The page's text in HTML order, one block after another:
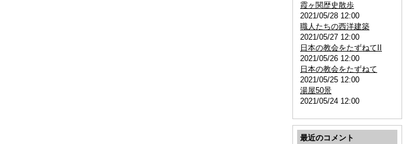
霞ヶ関歴史散歩
2021/05/28 12:00
職人たちの西洋建築
2021/05/27 12:00
日本の教会をたずねてII
2021/05/26 12:00
日本の教会をたずねて
2021/05/25 12:00
湯屋50景
2021/05/24 12:00
最近のコメント